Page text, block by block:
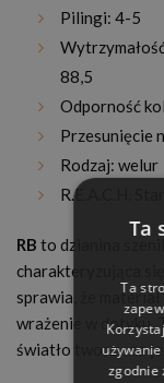
Pilingi: 4-5
88,5
Odporność
Przesunięcie
Rodzaj: welur
R.E.A.C.H.
RB to dzianina
charakteryzująca
sprawia, że
wrażenie w dotyku.
światło tworzy na
Ta
Ta
zgodnie